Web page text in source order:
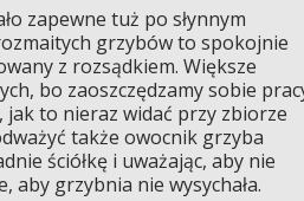
zapewne tuż po słynnym
grzybów to spokojnie
z rozsądkiem. Większe
bo zaoszczędzamy sobie
to nieraz widać przy zbiorze
także owocnik grzyba
ściółkę i uważając, aby nie
grzybnia nie wysychała.